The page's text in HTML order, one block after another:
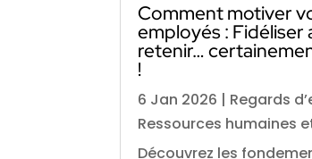
Comment motiver
employés : Fidéliser
retenir…
!
6 Jan 2026 | Regards
Ressources humaines
Découvrez les